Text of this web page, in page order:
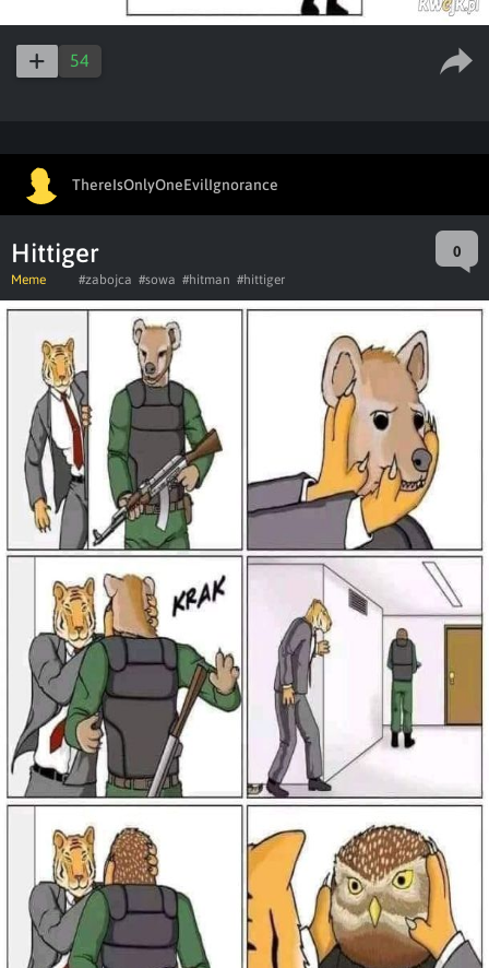
54
ThereIsOnlyOneEvilIgnorance
Hittiger 0
Meme #zabojca #sowa #hitman #hittiger